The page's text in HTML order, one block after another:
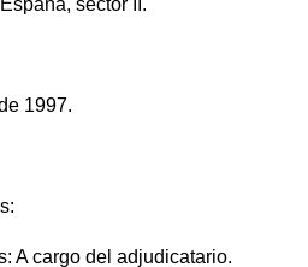
1997.
A cargo del adjudicatario.